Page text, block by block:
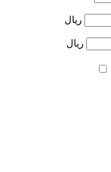
ریال
ریال